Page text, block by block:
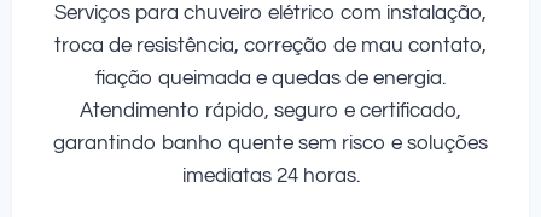
Serviços para chuveiro elétrico com instalação,
troca de resistência, correção de mau contato,
fiação queimada e quedas de energia.
Atendimento rápido, seguro e certificado,
garantindo banho quente sem risco e soluções
imediatas 24 horas.